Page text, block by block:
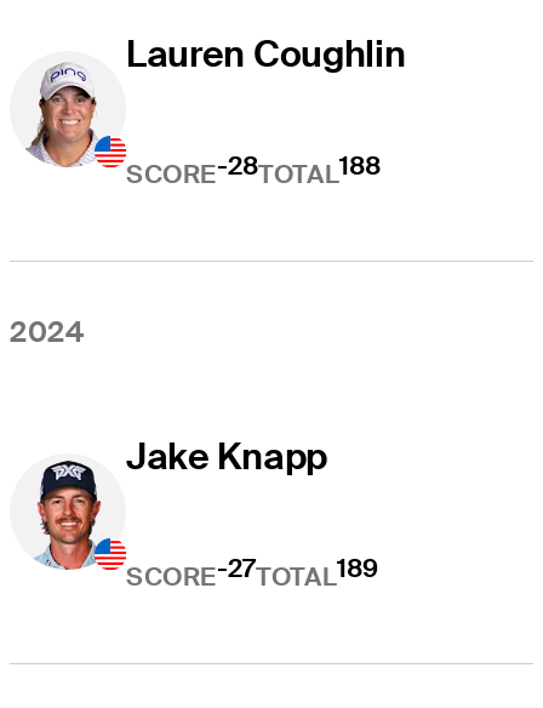
Lauren Coughlin
SCORE-28TOTAL188
2024
Jake Knapp
SCORE-27TOTAL189